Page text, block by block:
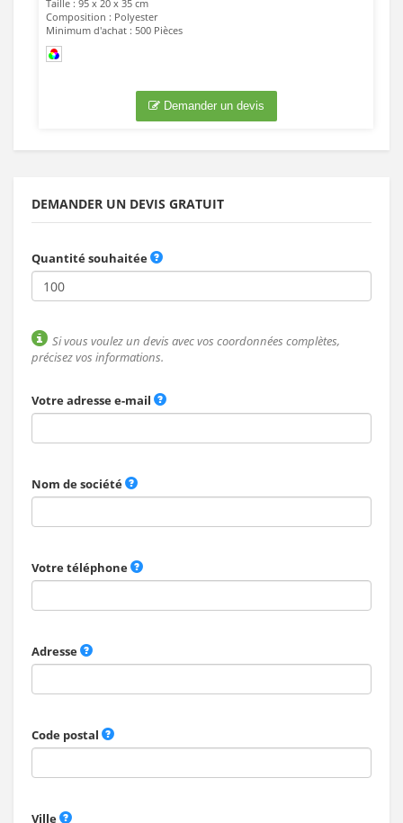
Taille : 95 x 20 x 35 cm
Composition : Polyester
Minimum d'achat : 500 Pièces
Demander un devis
DEMANDER UN DEVIS GRATUIT
Quantité souhaitée
Si vous voulez un devis avec vos coordonnées complètes,
précisez vos informations.
Votre adresse e-mail
Nom de société
Votre téléphone
Adresse
Code postal
Ville